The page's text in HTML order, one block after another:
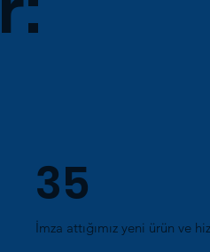
35
İmza attığımız yeni ürün ve